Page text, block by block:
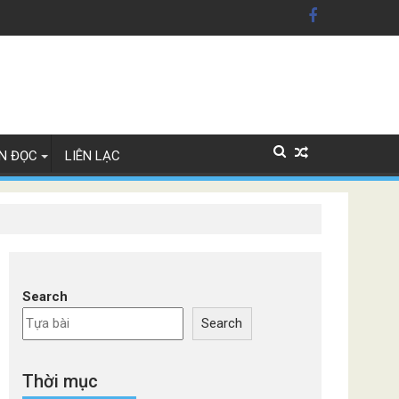
Lan
ĐỌC LIÊN LẠC
Search
Search
Thời mục